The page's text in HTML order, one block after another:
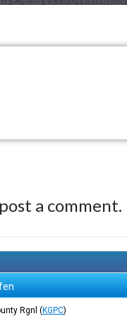
a comment.
Rgnl (KGPC)